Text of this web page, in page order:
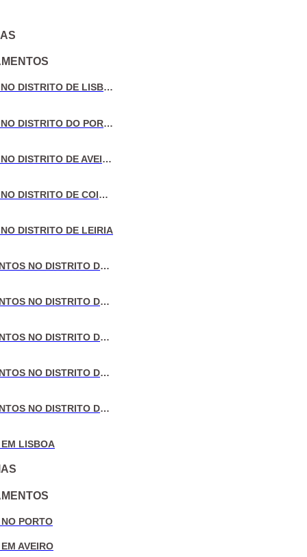
VENDA DE MORADIAS NO DISTRITO DE LISBOA
VENDA DE MORADIAS NO DISTRITO DO PORTO
VENDA DE MORADIAS NO DISTRITO DE AVEIRO
VENDA DE MORADIAS NO DISTRITO DE COIMBRA
DISTRITO DE LEIRIA
VENDA DE APARTAMENTOS NO DISTRITO DE LISBOA
VENDA DE APARTAMENTOS NO DISTRITO DO PORTO
VENDA DE APARTAMENTOS NO DISTRITO DE AVEIRO
VENDA DE APARTAMENTOS NO DISTRITO DE COIMBRA
VENDA DE APARTAMENTOS NO DISTRITO DE LEIRIA
LISBOA
PORTO
AVEIRO